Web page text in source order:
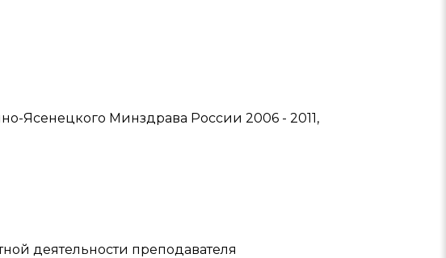
Ясенецкого Минздрава России 2006 - 2011,
деятельности преподавателя